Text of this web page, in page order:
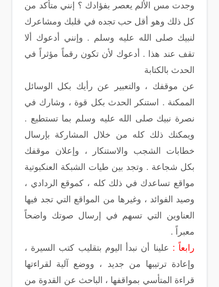
وجدت مس الألم يعصر بفؤادك ؟ إنني متأكد من
كل ذلك وهو أقل حب تجده في قلبك ومشاعرك
لنبيك صلى الله عليه وسلم . وإنني أدعوك ألا
تقف عند هذا . أدعوك لأن تكون رقماً مؤثراً في
الحدث بالكتابة
عن موقفك ، والتعبير عن رأيك بكل الوسائل
الممكنة . استنكر الحدث بكل قوة ، وشارك في
نصرة نبيك صلى الله عليه وسلم بما تستطيع .
ويمكنك ذلك كله من خلال المشاركة بإرسال
خطابات الشجب والاستنكار ، وإعلان موقفك
بكل شجاعة . وتجد بين طيات الشبكة العنكبوتية
مواقع تساعدك في ذلك كله ، كموقع الردادي ،
وصيد الفوائد ، وغيرها من المواقع التي تجد فيها
العناوين التي تسهم في إرسال صوتك واضحاً
معبراً .
رابعاً : علينا أن نبدأ اليوم بتقليب كتب السيرة ،
وإعادة ترتيبها من جديد ، ووضع آلية لقراءتها
قراءة المتأسي بمواقفها ، الباحث عن القدوة من